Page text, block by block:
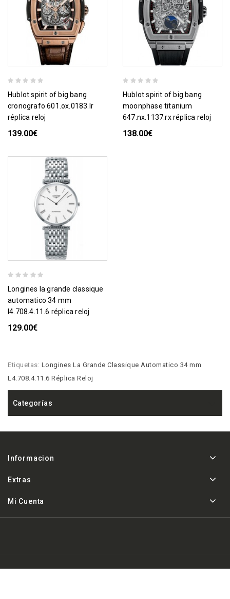
hublot spirit of big bang
cronografo 601.ox.0183.lr
réplica reloj
139.00€
hublot spirit of big bang
moonphase titanium
647.nx.1137.rx réplica reloj
138.00€
longines la grande classique
automatico 34 mm
l4.708.4.11.6 réplica reloj
129.00€
Etiquetas: Longines La Grande Classique Automatico 34 mm
L4.708.4.11.6 Réplica Reloj
Categorías
Informacion
Extras
Mi Cuenta